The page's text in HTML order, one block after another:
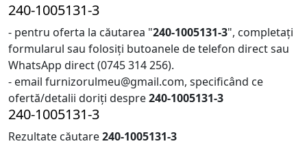
240-1005131-3
- pentru oferta la căutarea "240-1005131-3", completați
formularul sau folosiți butoanele de telefon direct sau
WhatsApp direct (0745 314 256).
- email furnizorulmeu@gmail.com, specificând ce
ofertă/detalii doriți despre240-1005131-3
240-1005131-3
Rezultate căutare240-1005131-3